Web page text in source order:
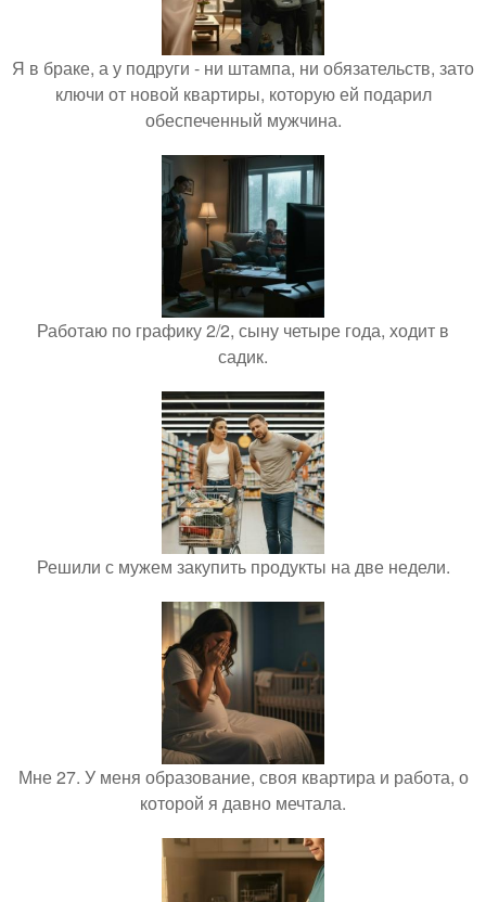
Я в браке, а у подруги - ни штампа, ни обязательств, зато
ключи от новой квартиры, которую ей подарил
обеспеченный мужчина.
Работаю по графику 2/2, сыну четыре года, ходит в
садик.
Решили с мужем закупить продукты на две недели.
Мне 27. У меня образование, своя квартира и работа, о
которой я давно мечтала.